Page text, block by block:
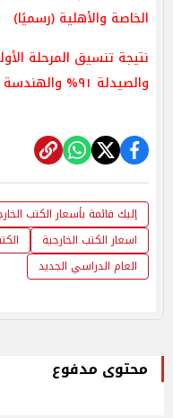
الخاصة والأهلية (رسميًا)
والصيدلة ٩١% والهندسة ٨٨%
إليك قائمة بأسعار الكتب الخارجية
اسعار الكتب الخارجية
العام الدراسي الجديد
محتوى مدفوع